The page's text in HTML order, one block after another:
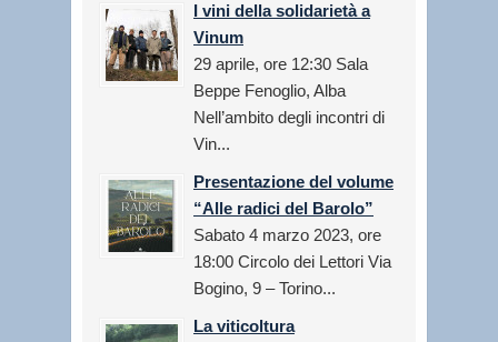
I vini della solidarietà a
Vinum
29 aprile, ore 12:30 Sala
Beppe Fenoglio, Alba
Nell’ambito degli incontri di
Vin...
Presentazione del volume
“Alle radici del Barolo”
Sabato 4 marzo 2023, ore
18:00 Circolo dei Lettori Via
Bogino, 9 – Torino...
La viticoltura